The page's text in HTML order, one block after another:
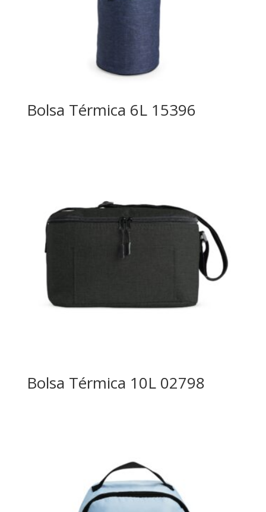
Bolsa Térmica 6L 15396
Bolsa Térmica 10L 02798